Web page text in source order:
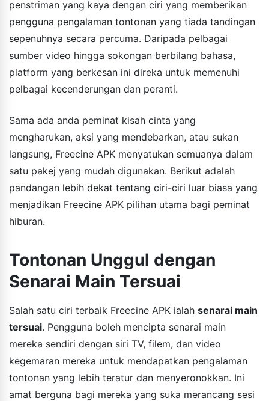
penstriman yang kaya dengan ciri yang memberikan
pengguna pengalaman tontonan yang tiada tandingan
sepenuhnya secara percuma. Daripada pelbagai
sumber video hingga sokongan berbilang bahasa,
platform yang berkesan ini direka untuk memenuhi
pelbagai kecenderungan dan peranti.
Sama ada anda peminat kisah cinta yang
mengharukan, aksi yang mendebarkan, atau sukan
langsung, Freecine APK menyatukan semuanya dalam
satu pakej yang mudah digunakan. Berikut adalah
pandangan lebih dekat tentang ciri-ciri luar biasa yang
menjadikan Freecine APK pilihan utama bagi peminat
hiburan.
Tontonan Unggul dengan
Senarai Main Tersuai
Salah satu ciri terbaik Freecine APK ialah senarai main
tersuai. Pengguna boleh mencipta senarai main
mereka sendiri dengan siri TV, filem, dan video
kegemaran mereka untuk mendapatkan pengalaman
tontonan yang lebih teratur dan menyeronokkan. Ini
amat berguna bagi mereka yang suka merancang sesi